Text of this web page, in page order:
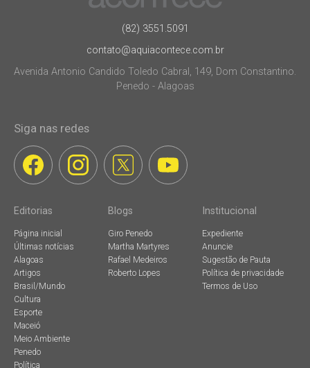
(82) 3551.5091
contato@aquiacontece.com.br
Avenida Antonio Candido Toledo Cabral, 149, Dom Constantino.
Penedo - Alagoas
Siga nas redes
Editorias
Página inicial
Últimas notícias
Alagoas
Artigos
Brasil/Mundo
Cultura
Esporte
Maceió
Meio Ambiente
Penedo
Política
Blogs
Giro Penedo
Martha Martyres
Rafael Medeiros
Roberto Lopes
Institucional
Expediente
Anuncie
Sugestão de Pauta
Política de privacidade
Termos de Uso